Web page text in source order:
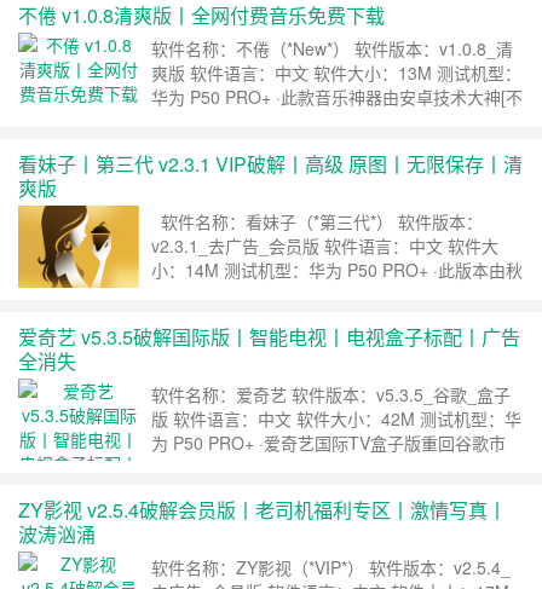
费区，欢迎各位机友下载。 下载地址 ……
续阅读 »
不倦 v1.0.8清爽版丨全网付费音乐免费下载
软件名称：不倦（*New*） 软件版本：v1.0.8_清
爽版 软件语言：中文 软件大小：13M 测试机型：
华为 P50 PRO+ ·此款音乐神器由安卓技术大神[不
看妹子丨第三代 v2.3.1 VIP破解丨高级 原图丨无限保存丨清
爽版
软件名称：看妹子（*第三代*） 软件版本：
v2.3.1_去广告_会员版 软件语言：中文 软件大
小：14M 测试机型：华为 P50 PRO+ ·此版本由秋
下载地址 ……继续阅读 »
爱奇艺 v5.3.5破解国际版丨智能电视丨电视盒子标配丨广告
全消失
软件名称：爱奇艺 软件版本：v5.3.5_谷歌_盒子
版 软件语言：中文 软件大小：42M 测试机型：华
为 P50 PRO+ ·爱奇艺国际TV盒子版重回谷歌市
续阅读 »
ZY影视 v2.5.4破解会员版丨老司机福利专区丨激情写真丨
波涛汹涌
软件名称：ZY影视（*VIP*） 软件版本：v2.5.4_